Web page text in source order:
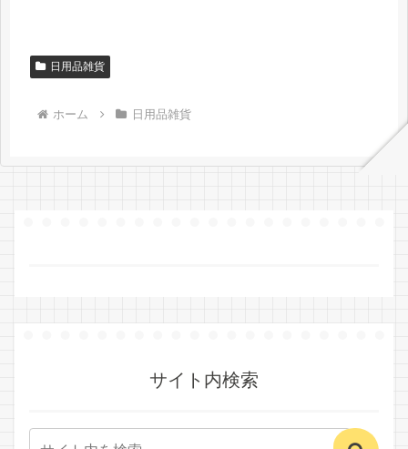
日用品雑貨
ホーム 日用品雑貨
サイト内検索